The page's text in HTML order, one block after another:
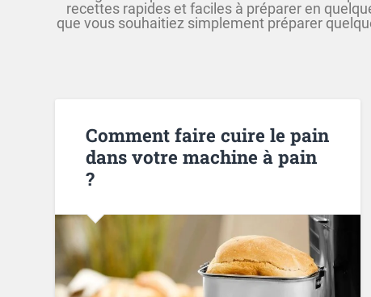
recettes rapides et faciles à préparer en
que vous souhaitiez simplement préparer
Comment faire cuire le pain
dans votre machine à pain
?